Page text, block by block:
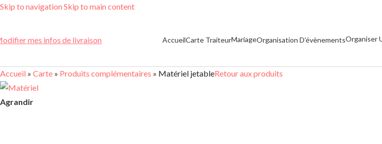
Skip to navigation Skip to main content
mes infos de livraison AccueilCarte TraiteurMariageOrganisation D’évènementsOrganiser
Accueil » Carte » Produits complémentaires » Matériel jetableRetour aux produits
Agrandir